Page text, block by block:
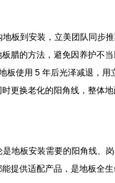
板到安装，立美团队同步
腊的方法，避免因养护不
板使用 5 年后光泽减退，用
更换老化的阳角线，整体
地板安装需要的阳角线、
提供适配产品，是地板全生